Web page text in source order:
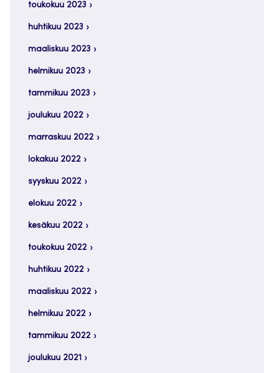
toukokuu 2023
huhtikuu 2023
maaliskuu 2023
helmikuu 2023
tammikuu 2023
joulukuu 2022
marraskuu 2022
lokakuu 2022
syyskuu 2022
elokuu 2022
kesäkuu 2022
toukokuu 2022
huhtikuu 2022
maaliskuu 2022
helmikuu 2022
tammikuu 2022
joulukuu 2021